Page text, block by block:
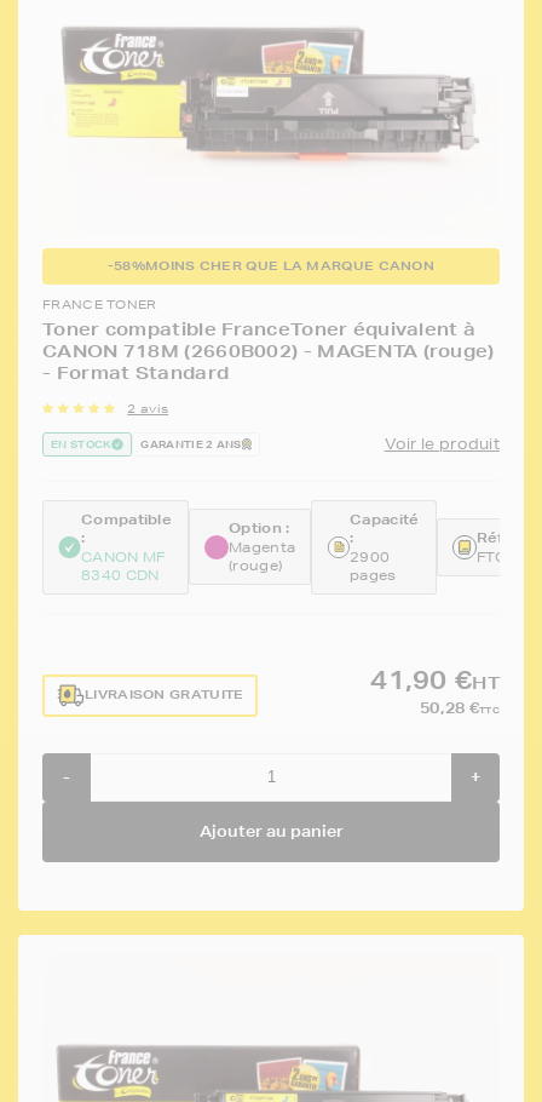
-58%MOINS CHER QUE LA MARQUE CANON
FRANCE TONER
Toner compatible FranceToner équivalent à
CANON 718M (2660B002) - MAGENTA (rouge)
- Format Standard
2 avis
EN STOCK GARANTIE 2 ANS Voir le produit
Compatible
:
CANON MF
8340 CDN
Option :
Magenta
(rouge)
Capacité
:
2900
pages
LIVRAISON GRATUITE
41,90 €HT
50,28 €TTC
- +
Ajouter au panier